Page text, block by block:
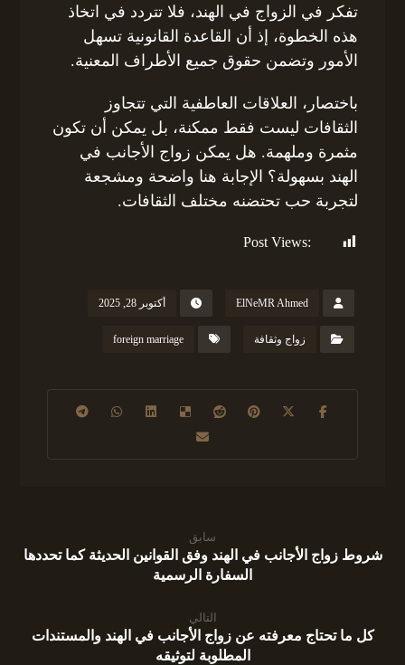
تفكر في الزواج في الهند، فلا تتردد في اتخاذ
هذه الخطوة، إذ أن القاعدة القانونية تسهل
الأمور وتضمن حقوق جميع الأطراف المعنية.
باختصار، العلاقات العاطفية التي تتجاوز
الثقافات ليست فقط ممكنة، بل يمكن أن تكون
مثمرة وملهمة. هل يمكن زواج الأجانب في
الهند بسهولة؟ الإجابة هنا واضحة ومشجعة
لتجربة حب تحتضنه مختلف الثقافات.
Post Views:
ElNeMR Ahmed أكتوبر 28, 2025
زواج وثقافة foreign marriage
سابق
شروط زواج الأجانب في الهند وفق القوانين الحديثة كما تحددها
السفارة الرسمية
التالي
كل ما تحتاج معرفته عن زواج الأجانب في الهند والمستندات
المطلوبة لتوثيقه